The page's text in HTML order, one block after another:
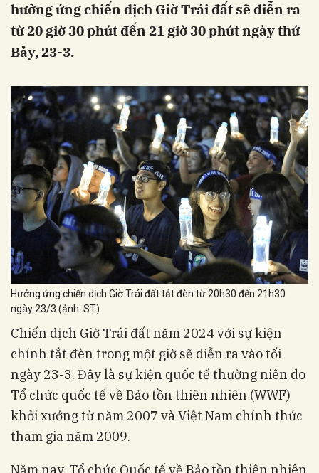
hưởng ứng chiến dịch Giờ Trái đất sẽ diễn ra
từ 20 giờ 30 phút đến 21 giờ 30 phút ngày thứ
Bảy, 23-3.
Hưởng ứng chiến dịch Giờ Trái đất tắt đèn từ 20h30 đến 21h30
ngày 23/3 (ảnh: ST)
Chiến dịch Giờ Trái đất năm 2024 với sự kiện
chính tắt đèn trong một giờ sẽ diễn ra vào tối
ngày 23-3. Đây là sự kiện quốc tế thường niên do
Tổ chức quốc tế về Bảo tồn thiên nhiên (WWF)
khởi xướng từ năm 2007 và Việt Nam chính thức
tham gia năm 2009.